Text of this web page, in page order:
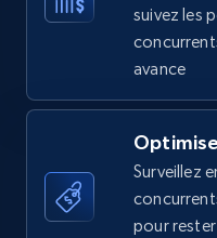
870+
Walmart - products
URL, Final price, Sku,
Specifications,
suivez les
avance
Surveillez
pour